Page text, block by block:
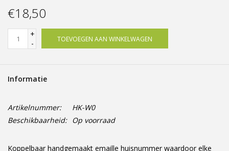
€18,50
+
-
TOEVOEGEN AAN WINKELWAGEN
Informatie
Artikelnummer:
HK-W0
Beschikbaarheid: Op voorraad
Koppelbaar handgemaakt emaille huisnummer waardoor elke